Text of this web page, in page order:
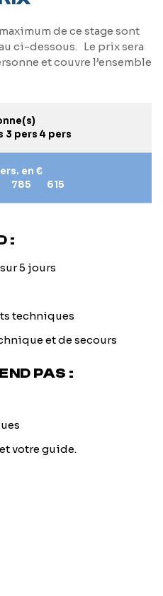
de ce stage sont
ci-dessous. Le prix sera
et couvre l’ensemble
3 pers 4 pers
en €
785 615
:
5 jours
techniques
et de secours
PAS :
votre guide.